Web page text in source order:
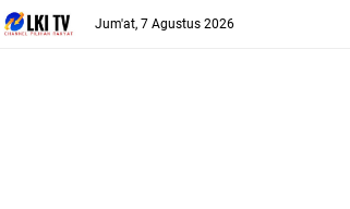
Jum'at, 7 Agustus 2026